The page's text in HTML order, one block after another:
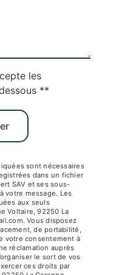
les
**
sont nécessaires
dans un fichier
SAV et ses sous-
votre message. Les
aux seuls
Voltaire, 92250 La
Vous disposez
de portabilité,
votre consentement à
réclamation auprès
le sort de vos
ces droits par